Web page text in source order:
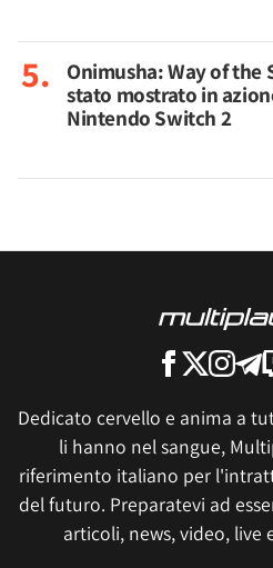
Onimusha: Way of the
stato mostrato in
Nintendo Switch 2
Dedicato cervello e anima a
li hanno nel sangue,
riferimento italiano per
del futuro. Preparatevi ad
articoli, news, video, live